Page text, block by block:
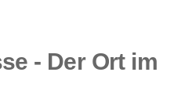
- Der Ort im